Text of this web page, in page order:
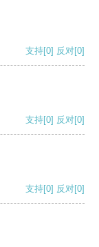
支持[0] 反对[0]
支持[0] 反对[0]
支持[0] 反对[0]